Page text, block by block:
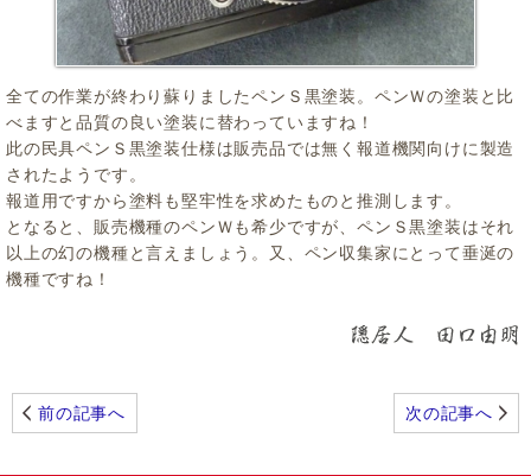
全ての作業が終わり蘇りましたペンＳ黒塗装。ペンＷの塗装と比
べますと品質の良い塗装に替わっていますね！
此の民具ペンＳ黒塗装仕様は販売品では無く報道機関向けに製造
されたようです。
報道用ですから塗料も堅牢性を求めたものと推測します。
となると、販売機種のペンＷも希少ですが、ペンＳ黒塗装はそれ
以上の幻の機種と言えましょう。又、ペン収集家にとって垂涎の
機種ですね！
前の記事へ 次の記事へ